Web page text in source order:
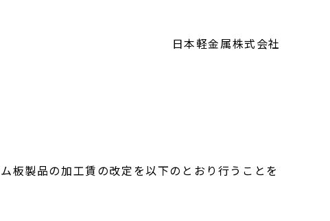
日本軽金属株式会社
板製品の加工賃の改定を以下のとおり行うことを